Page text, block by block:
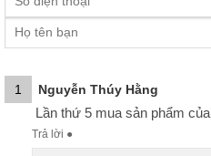
1 Nguyễn Thúy Hằng
Lần thứ 5 mua sản phẩm
Trả lời ●